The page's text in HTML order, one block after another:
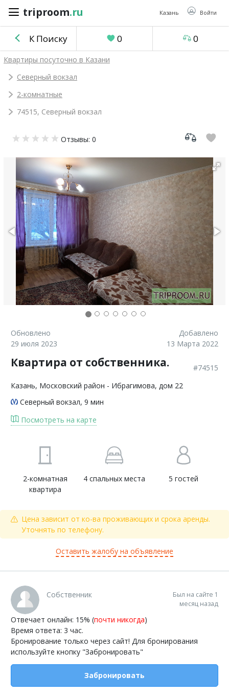
triproom.ru Казань Войти
triproom .ru
Российский
Войти / Зарегистрироваться
объявление
Сравнение
К Поиску 0 0
Квартиры посуточно в Казани
Северный вокзал
2-комнатные
74515, Северный вокзал
Отзывы: 0
Обновлено
29 июля 2023
Добавлено
13 Марта 2022
Квартира от собственника.
#74515
Казань, Московский район - Ибрагимова, дом 22
Северный вокзал, 9 мин
Посмотреть на карте
2-комнатная
квартира
4 спальных места 5 гостей
Цена зависит от ко-ва проживающих и срока аренды.
Уточнять по телефону.
Оставить жалобу на объявление
Собственник
Был на сайте 1
месяц назад
Отвечает онлайн: 15% (почти никогда)
Время ответа: 3 час.
Бронирование только через сайт! Для бронирования
используйте кнопку "Забронировать"
Забронировать